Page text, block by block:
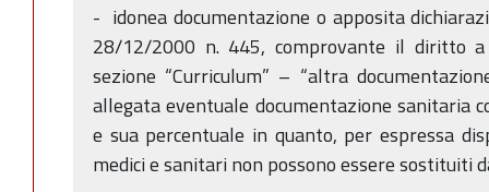
- idonea documentazione o apposita
28/12/2000 n. 445, comprovante il diritto
sezione “Curriculum” – “altra
allegata eventuale documentazione sanitaria
e sua percentuale in quanto, per espressa
medici e sanitari non possono essere sostituiti